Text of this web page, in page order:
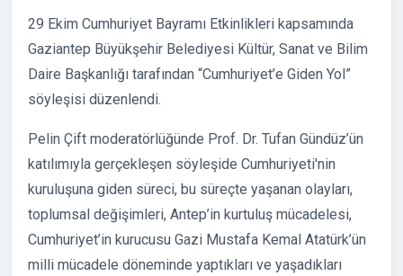
29 Ekim Cumhuriyet Bayramı Etkinlikleri kapsamında
Gaziantep Büyükşehir Belediyesi Kültür, Sanat ve Bilim
Daire Başkanlığı tarafından “Cumhuriyet’e Giden Yol”
söyleşisi düzenlendi.
Pelin Çift moderatörlüğünde Prof. Dr. Tufan Gündüz’ün
katılımıyla gerçekleşen söyleşide Cumhuriyeti'nin
kuruluşuna giden süreci, bu süreçte yaşanan olayları,
toplumsal değişimleri, Antep’in kurtuluş mücadelesi,
Cumhuriyet’in kurucusu Gazi Mustafa Kemal Atatürk’ün
milli mücadele döneminde yaptıkları ve yaşadıkları